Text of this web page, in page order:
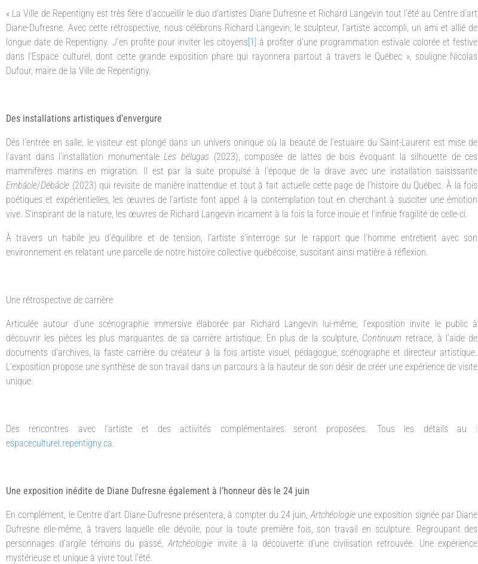
« La Ville de Repentigny est très fière d’accueillir le duo d’artistes Diane Dufresne et Richard Langevin tout l’été au Centre d’art
Diane-Dufresne. Avec cette rétrospective, nous célébrons Richard Langevin, le sculpteur, l’artiste accompli, un ami et allié de
longue date de Repentigny. J’en profite pour inviter les citoyens[1] à profiter d’une programmation estivale colorée et festive
dans l’Espace culturel, dont cette grande exposition phare qui rayonnera partout à travers le Québec », souligne Nicolas
Dufour, maire de la Ville de Repentigny.
Des installations artistiques d’envergure
Dès l’entrée en salle, le visiteur est plongé dans un univers onirique où la beauté de l’estuaire du Saint-Laurent est mise de
l’avant dans l’installation monumentaleLes bélugas (2023), composée de lattes de bois évoquant la silhouette de ces
mammifères marins en migration. Il est par la suite propulsé à l’époque de la drave avec une installation saisissante
Embâcle/Débâcle (2023) qui revisite de manière inattendue et tout à fait actuelle cette page de l’histoire du Québec. À la fois
poétiques et expérientielles, les œuvres de l’artiste font appel à la contemplation tout en cherchant à susciter une émotion
vive. S’inspirant de la nature, les œuvres de Richard Langevin incarnent à la fois la force inouïe et l’infinie fragilité de celle-ci.
À travers un habile jeu d’équilibre et de tension, l’artiste s’interroge sur le rapport que l’homme entretient avec son
environnement en relatant une parcelle de notre histoire collective québécoise, suscitant ainsi matière à réflexion.
Une rétrospective de carrière
Articulée autour d’une scénographie immersive élaborée par Richard Langevin lui-même, l’exposition invite le public à
découvrir les pièces les plus marquantes de sa carrière artistique. En plus de la sculpture, Continuum retrace, à l’aide de
documents d’archives, la faste carrière du créateur à la fois artiste visuel, pédagogue, scénographe et directeur artistique.
L’exposition propose une synthèse de son travail dans un parcours à la hauteur de son désir de créer une expérience de visite
unique.
Des rencontres avec l’artiste et des activités complémentaires seront proposées. Tous les détails au :
espaceculturel.repentigny.ca
Une exposition inédite de Diane Dufresne également à l’honneur dès le 24 juin
En complément, le Centre d’art Diane-Dufresne présentera, à compter du 24 juin, Artchéologieune exposition signée par Diane
Dufresne elle-même, à travers laquelle elle dévoile, pour la toute première fois, son travail en sculpture. Regroupant des
personnages d’argile témoins du passé,Artchéologie invite à la découverte d’une civilisation retrouvée. Une expérience
mystérieuse et unique à vivre tout l’été.